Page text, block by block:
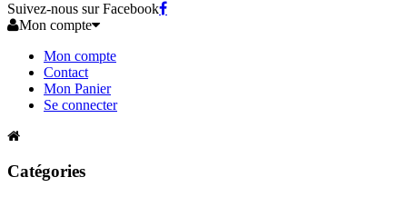
Suivez-nous sur Facebook
Mon compte
Mon compte
Contact
Mon Panier
Se connecter
Catégories